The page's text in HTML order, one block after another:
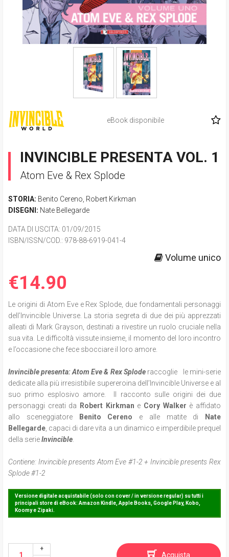
eBook disponibile
INVINCIBLE PRESENTA VOL. 1
Atom Eve & Rex Splode
STORIA: Benito Cereno Robert Kirkman
DISEGNI: Nate Bellegarde
DATA DI USCITA: 01/09/2015
ISBN/ISSN/COD.: 978-88-6919-041-4
Volume unico
€14.90
Le origini di Atom Eve e Rex Splode, due fondamentali personaggi
dell’Invincible Universe. La storia segreta di due dei più apprezzati
alleati di Mark Grayson, destinati a rivestire un ruolo cruciale nella
sua vita. Le difficoltà vissute insieme, il momento del loro incontro
e l’occasione che fece sbocciare il loro amore.
Invincible presenta: Atom Eve & Rex Sploderaccoglie le mini-serie
dedicate alla più irresistibile supereroina dell’Invincible Universe e al
suo primo esplosivo amore. Il racconto sulle origini dei due
personaggi creati da
Robert Kirkman e Cory Walker è affidato
allo sceneggiatore
Benito Cereno e alle matite di
Nate
Bellegarde , capaci di dare vita a un dinamico e imperdibile prequel
della serieInvincible
Contiene: Invincible presents Atom Eve #1-2 + Invincible presents Rex
Splode #1-2
Versione digitale acquistabile (solo con cover / in versione regular) su tutti i
principali store di eBook: Amazon Kindle, Apple Books, Google Play, Kobo,
Koomy e Zipaki.
Acquista